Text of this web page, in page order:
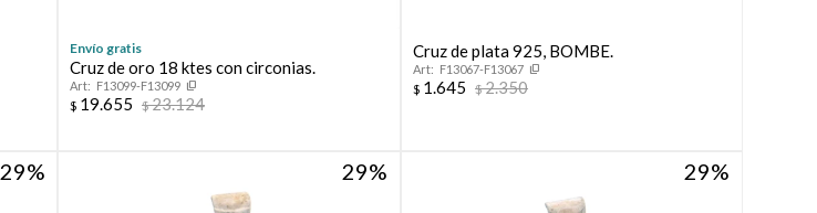
Envío gratis
Cruz de oro 18 ktes con circonias.
F13099-F13099
$ 19.655 $23.124
Cruz de plata 925, BOMBE.
F13067-F13067
$ 1.645 $2.350
29 29 29